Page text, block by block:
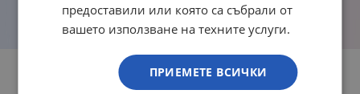
На страница по:
предоставили или която са събрали от
вашето използване на техните услуги.
ПРИЕМЕТЕ ВСИЧКИ